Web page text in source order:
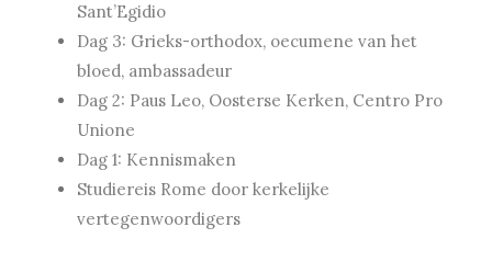
Sant’Egidio
Dag 3: Grieks-orthodox, oecumene van het
bloed, ambassadeur
Dag 2: Paus Leo, Oosterse Kerken, Centro Pro
Unione
Dag 1: Kennismaken
Studiereis Rome door kerkelijke
vertegenwoordigers